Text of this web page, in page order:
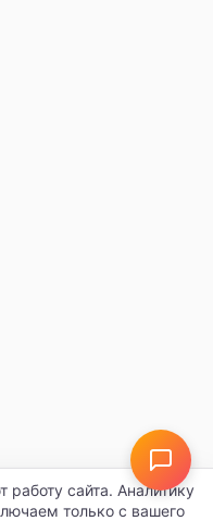
сайта. Аналитику
только с вашего